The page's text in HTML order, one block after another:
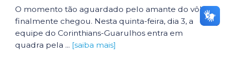
O momento tão aguardado pelo amante do vôlei
finalmente chegou. Nesta quinta-feira, dia 3, a
equipe do Corinthians-Guarulhos entra em
quadra pela ... [saiba mais]